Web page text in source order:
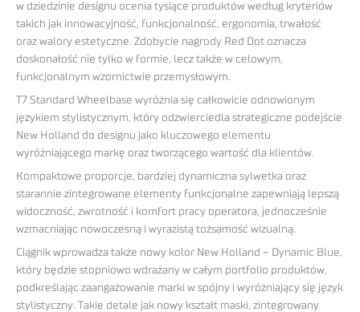
w dziedzinie designu ocenia tysiące produktów według kryteriów
takich jak innowacyjność, funkcjonalność, ergonomia, trwałość
oraz walory estetyczne. Zdobycie nagrody Red Dot oznacza
doskonałość nie tylko w formie, lecz także w celowym,
funkcjonalnym wzornictwie przemysłowym.
T7 Standard Wheelbase wyróżnia się całkowicie odnowionym
językiem stylistycznym, który odzwierciedla strategiczne podejście
New Holland do designu jako kluczowego elementu
wyróżniającego markę oraz tworzącego wartość dla klientów.
Kompaktowe proporcje, bardziej dynamiczna sylwetka oraz
starannie zintegrowane elementy funkcjonalne zapewniają lepszą
widoczność, zwrotność i komfort pracy operatora, jednocześnie
wzmacniając nowoczesną i wyrazistą tożsamość wizualną.
Ciągnik wprowadza także nowy kolor New Holland – Dynamic Blue,
który będzie stopniowo wdrażany w całym portfolio produktów,
podkreślając zaangażowanie marki w spójny i wyróżniający się język
stylistyczny. Takie detale jak nowy kształt maski, zintegrowany